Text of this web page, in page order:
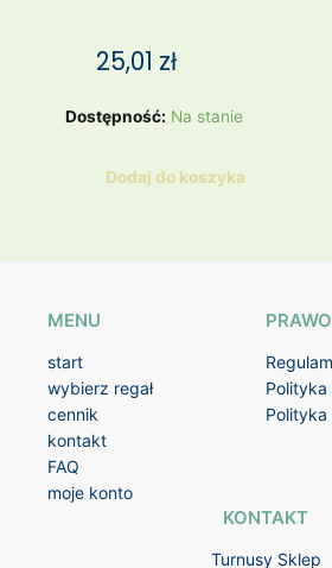
25,01 zł
Dostępność: Na stanie
ilość
TALERZDodaj do koszyka
MENU
start
wybierz regał
cennik
kontakt
FAQ
moje konto
PRAWO
Polityka
KONTAKT
Turnusy Sklep